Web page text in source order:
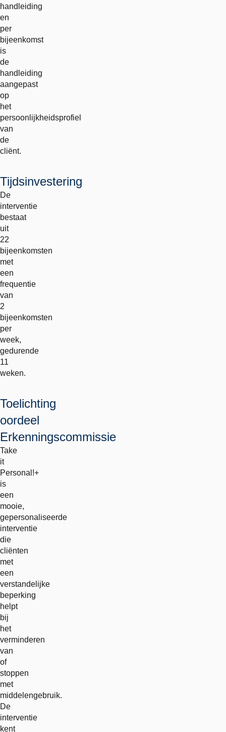
handleiding
en
per
bijeenkomst
is
de
handleiding
aangepast
op
het
persoonlijkheidsprofiel
van
de
cliënt.
Tijdsinvestering
De
interventie
bestaat
uit
22
bijeenkomsten
met
een
frequentie
van
2
bijeenkomsten
per
week,
gedurende
11
weken.
Toelichting
oordeel
Erkenningscommissie
Take
it
Personal!+
is
een
mooie,
gepersonaliseerde
interventie
die
cliënten
met
een
verstandelijke
beperking
helpt
bij
het
verminderen
van
of
stoppen
met
middelengebruik.
De
interventie
kent